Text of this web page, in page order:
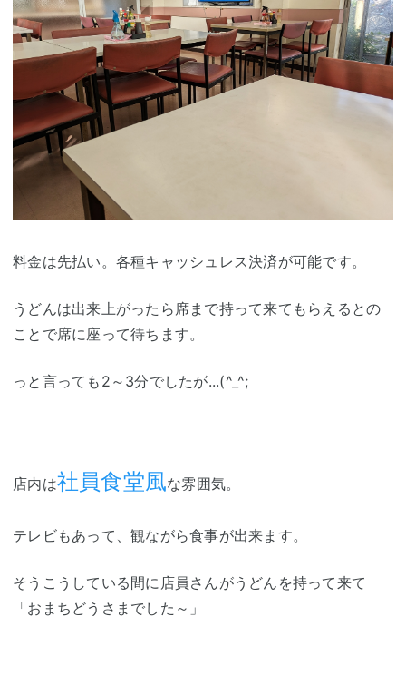
料金は先払い。各種キャッシュレス決済が可能です。
うどんは出来上がったら席まで持って来てもらえるとの
ことで席に座って待ちます。
っと言っても2～3分でしたが...(^_^;
店内は社員食堂風な雰囲気。
テレビもあって、観ながら食事が出来ます。
そうこうしている間に店員さんがうどんを持って来て
「おまちどうさまでした～」